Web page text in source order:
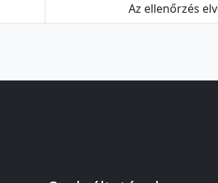
Az ellenőrzés